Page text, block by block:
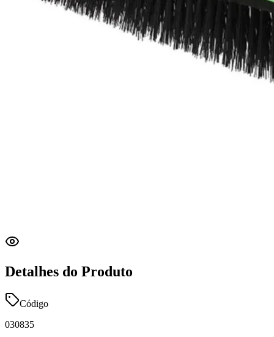
Detalhes do Produto
Código
030835